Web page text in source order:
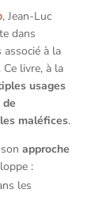
, Jean-Luc
dans
à la
livre, à la
usages
maléfices.
approche
:
les